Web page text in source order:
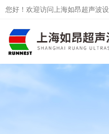
您好！欢迎访问上海如昂超声波